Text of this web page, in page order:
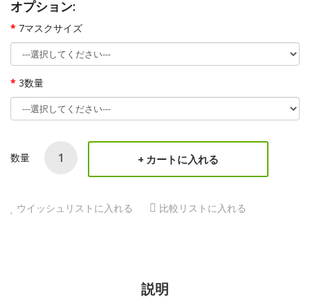
オプション:
7マスクサイズ
3数量
数量 カートに入れる
ウイッシュリストに入れる 比較リストに入れる
説明